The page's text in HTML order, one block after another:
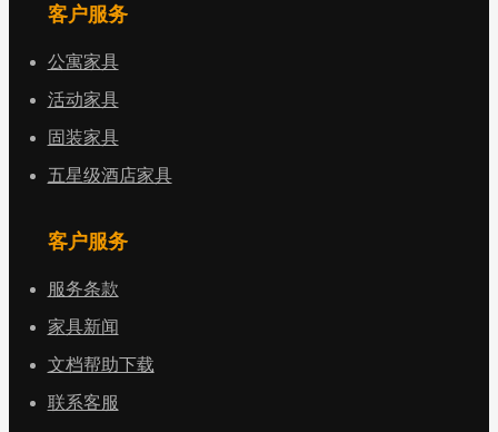
客户服务
公寓家具
活动家具
固装家具
五星级酒店家具
客户服务
服务条款
家具新闻
文档帮助下载
联系客服